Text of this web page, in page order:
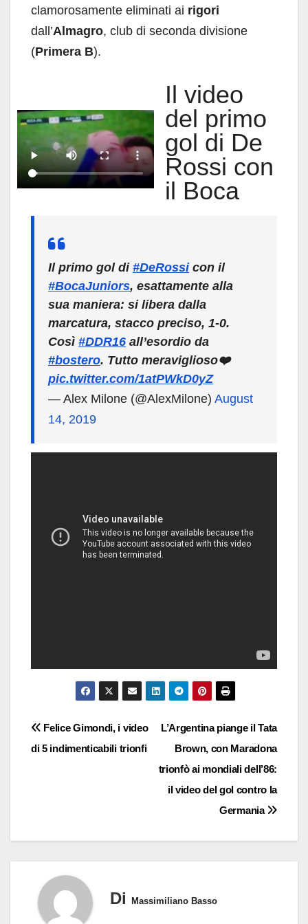
clamorosamente eliminati ai rigori
dall’Almagro, club di seconda divisione
(Primera B).
Il video
del primo
gol di De
Rossi con
il Boca
Il primo gol di #DeRossicon il
#BocaJuniors, esattamente alla
sua maniera: si libera dalla
marcatura, stacco preciso, 1-0.
Così #DDR16 all’esordio da
#bostero. Tutto meraviglioso❤️
pic.twitter.com/1atPWkD0yZ
— Alex Milone (@AlexMilone) August
14, 2019
Navigazione
articoli
L’Argentina piange il Tata
Brown, con Maradona
trionfò ai mondiali dell’86:
il video del gol contro la
Germania
Felice Gimondi, i video
di 5 indimenticabili trionfi
Di Massimiliano Basso